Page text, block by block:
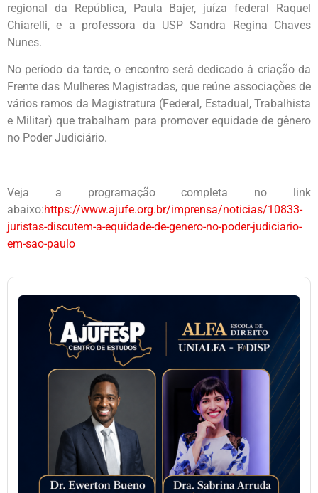
regional da República, Paula Bajer, juíza federal Raquel
Chiarelli, e a professora da USP Sandra Regina Chaves
Nunes.
No período da tarde, o encontro será dedicado à criação da
Frente das Mulheres Magistradas, que reúne associações de
vários ramos da Magistratura (Federal, Estadual, Trabalhista
e Militar) que trabalham para promover equidade de gênero
no Poder Judiciário.
Veja a programação completa no link
abaixo:https://www.ajufe.org.br/imprensa/noticias/10833-
juristas-discutem-a-equidade-de-genero-no-poder-judiciario-
em-sao-paulo